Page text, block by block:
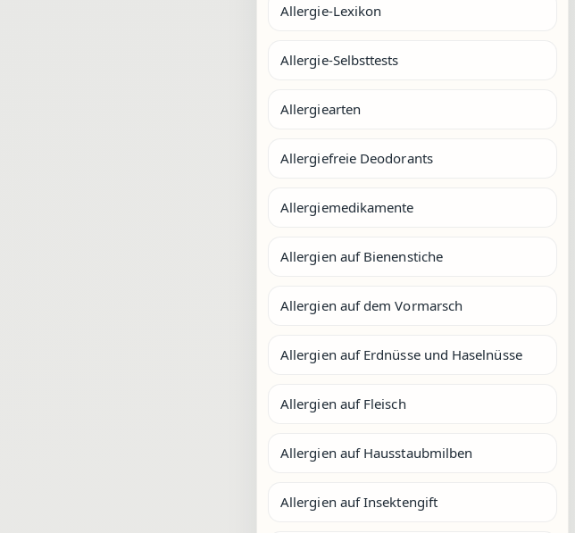
Allergie-Lexikon
Allergie-Selbsttests
Allergiearten
Allergiefreie Deodorants
Allergiemedikamente
Allergien auf Bienenstiche
Allergien auf dem Vormarsch
Allergien auf Erdnüsse und Haselnüsse
Allergien auf Fleisch
Allergien auf Hausstaubmilben
Allergien auf Insektengift